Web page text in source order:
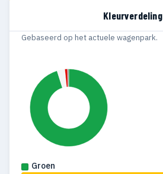
Kleurverdeling
Gebaseerd op het actuele wagenpark.
Groen